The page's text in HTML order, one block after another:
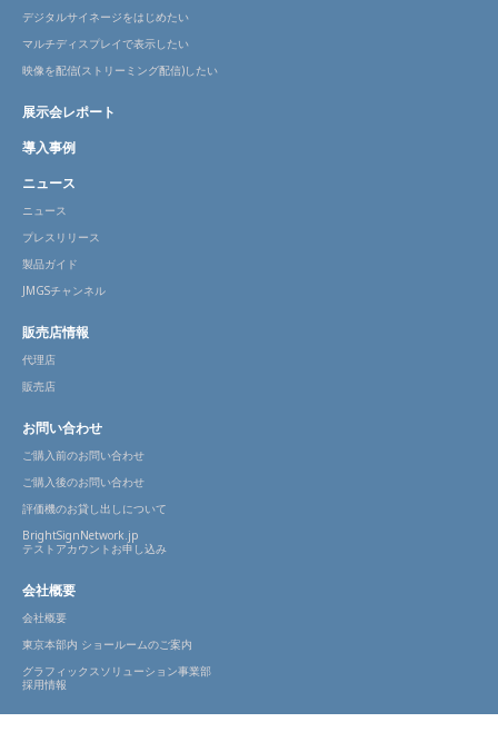
デジタルサイネージをはじめたい
マルチディスプレイで表示したい
映像を配信(ストリーミング配信)したい
展示会レポート
導入事例
ニュース
ニュース
プレスリリース
製品ガイド
JMGSチャンネル
販売店情報
代理店
販売店
お問い合わせ
ご購入前のお問い合わせ
ご購入後のお問い合わせ
評価機のお貸し出しについて
BrightSignNetwork.jp
テストアカウントお申し込み
会社概要
会社概要
東京本部内 ショールームのご案内
グラフィックスソリューション事業部
採用情報